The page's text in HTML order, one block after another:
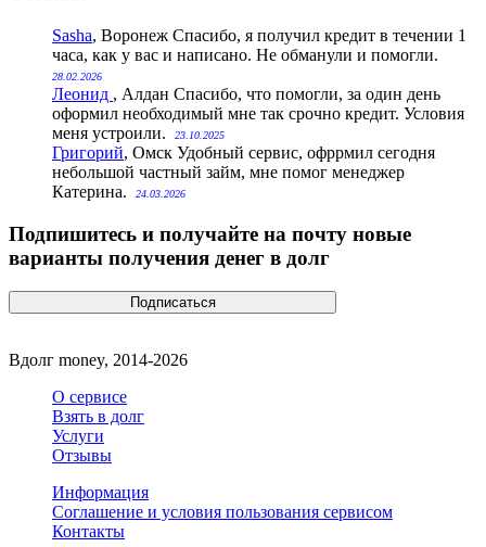
Sasha, Воронеж Спасибо, я получил кредит в течении 1
часа, как у вас и написано. Не обманули и помогли.
28.02.2026
Леонид , Алдан Спасибо, что помогли, за один день
оформил необходимый мне так срочно кредит. Условия
меня устроили.
23.10.2025
Григорий, Омск Удобный сервис, офррмил сегодня
небольшой частный займ, мне помог менеджер
Катерина.
24.03.2026
Подпишитесь и получайте на почту новые
варианты получения денег в долг
Вдолг money, 2014-2026
О сервисе
Взять в долг
Услуги
Отзывы
Информация
Соглашение и условия пользования сервисом
Контакты